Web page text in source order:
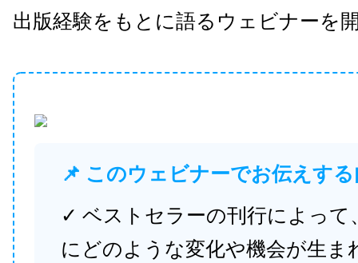
出版経験をもとに語るウェビナーを
📌 このウェビナーでお伝えす
✓ ベストセラーの刊行によって
にどのような変化や機会が生ま